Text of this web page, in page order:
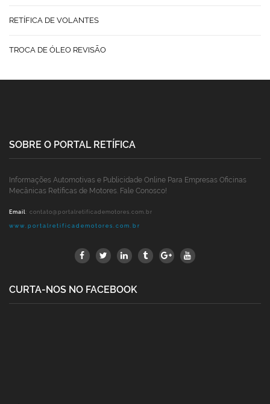
RETÍFICA DE VOLANTES
TROCA DE ÓLEO REVISÃO
SOBRE O PORTAL RETÍFICA
Informações Automotivas e Publicidade Online Para Empresas Oficinas
Mecânicas Retíficas de Motores. Fale Conosco!
Email : contato@portalretificademotores.com.br
www.portalretificademotores.com.br
CURTA-NOS NO FACEBOOK